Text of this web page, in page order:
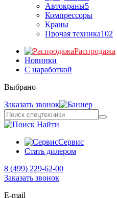
Автокраны5
Компрессоры
Краны
Прочая техника102
Распродажа
Новинки
С наработкой
Выбрано
Заказать звонок
Найти
Сервис
Стать дилером
8 (499) 229-62-00
Заказать звонок
E-mail